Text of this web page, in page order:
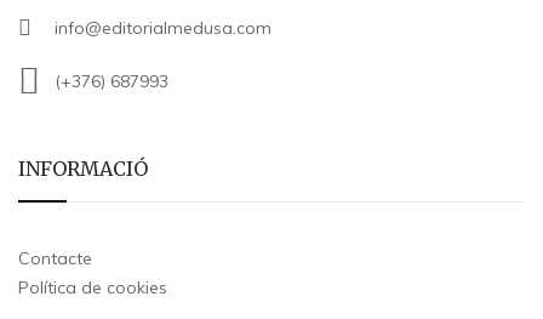
info@editorialmedusa.com
(+376) 687993
INFORMACIÓ
Contacte
Política de cookies